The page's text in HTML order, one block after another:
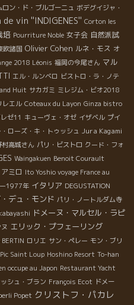
ロン・ド・ブルゴーニュ ボデグイジャ・
de vin ''INDIGENES'' Corton les
培 Pourriture Noble 女子会 自然派試
欧諸国 Olivier Cohen ルネ・モス オ
2018 Léonis 福岡の今尾さん マル
エル・ルンベロ ビストロ・ラ・ノテ
Huit サカガミ ミレジム・ビオ2018
レエル Coteaux du Layon Ginza bistro
ゼ11 キューヴェ・オゼ イザベル プイ
・ローズ・キ・トゥッシュ Jura Kagami
村高城さん パリ・ビストロ クード・フォ
Waingakuen Benoit Courault
ミロ Ito Yoshio voyage France au
1977年 イタリア DEGUSTATION
デュ・モンド パリ・ノートルダム寺
ドメーヌ・マルセル・ラピ
エリック・プフェーリング
ロリエ サン・ペレー モン・ブリ
Pic Saint Loup Hoshino Resort To-han
occupe au Japon Restaurant Yacht
シュ・ブラン François Ecot ドメー
Popet クリストフ・パカレ